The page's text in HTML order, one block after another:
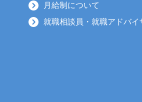
月給制について
就職相談員・就職アドバイ